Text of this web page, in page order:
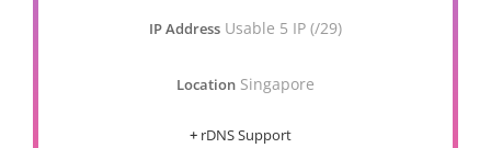
IP Address Usable 5 IP (/29)
Location Singapore
+ rDNS Support